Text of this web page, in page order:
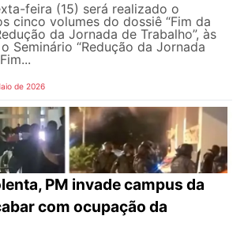
feira (15) será realizado o
cinco volumes do dossiê “Fim da
da Jornada de Trabalho”, às
Seminário “Redução da Jornada
de 2026
PM invade campus da
com ocupação da